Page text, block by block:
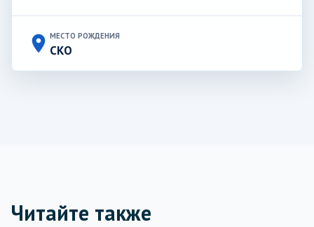
place МЕСТО РОЖДЕНИЯ
СКО
Читайте также